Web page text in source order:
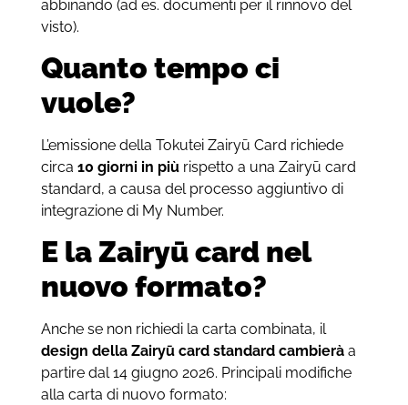
abbinando (ad es. documenti per il rinnovo del
visto).
Quanto tempo ci
vuole?
L’emissione della Tokutei Zairyū Card richiede
circa 10 giorni in più rispetto a una Zairyū card
standard, a causa del processo aggiuntivo di
integrazione di My Number.
E la Zairyū card nel
nuovo formato?
Anche se non richiedi la carta combinata, il
design della Zairyū card standard cambierà a
partire dal 14 giugno 2026. Principali modifiche
alla carta di nuovo formato: